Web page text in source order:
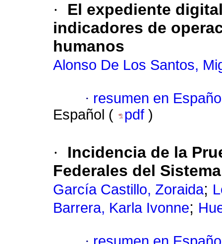
·
El expediente
indicadores de
humanos
Alonso De Los Santos,
· resumen en
Español (
pdf )
·
Incidencia de la
Federales del
García Castillo, Zoraida;
Barrera, Karla Ivonne;